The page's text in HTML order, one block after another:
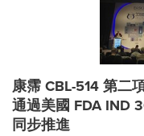
康霈 CBL-514 第二
通過美國 FDA IND
同步推進